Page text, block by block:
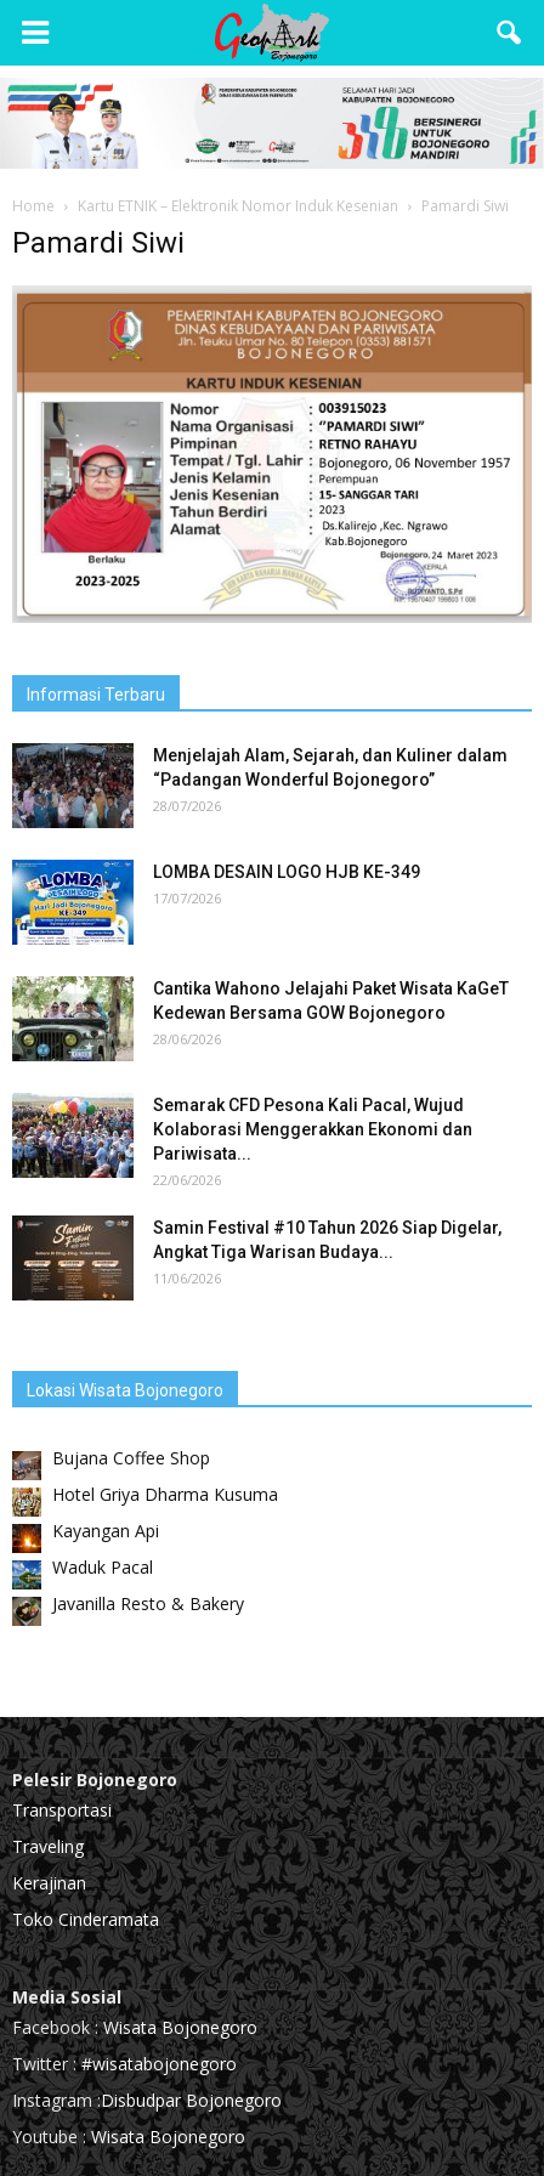
Wisata
Bojonegoro
Home Kartu ETNIK – Elektronik Nomor Induk Kesenian Pamardi Siwi
Pamardi Siwi
Informasi Terbaru
Menjelajah Alam, Sejarah, dan Kuliner dalam
“Padangan Wonderful Bojonegoro”
28/07/2026
LOMBA DESAIN LOGO HJB KE-349
17/07/2026
Cantika Wahono Jelajahi Paket Wisata KaGeT
Kedewan Bersama GOW Bojonegoro
28/06/2026
Semarak CFD Pesona Kali Pacal, Wujud
Kolaborasi Menggerakkan Ekonomi dan
Pariwisata...
22/06/2026
Samin Festival #10 Tahun 2026 Siap Digelar,
Angkat Tiga Warisan Budaya...
11/06/2026
Lokasi Wisata Bojonegoro
Bujana Coffee Shop
Hotel Griya Dharma Kusuma
Kayangan Api
Waduk Pacal
Javanilla Resto & Bakery
Pelesir Bojonegoro
Transportasi
Traveling
Kerajinan
Toko Cinderamata
Media Sosial
Facebook :Wisata Bojonegoro
Twitter :#wisatabojonegoro
Instagram :Disbudpar Bojonegoro
Youtube :Wisata Bojonegoro